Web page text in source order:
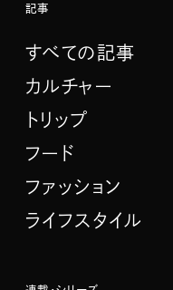
記事
すべての記事
カルチャー
トリップ
フード
ファッション
ライフスタイル